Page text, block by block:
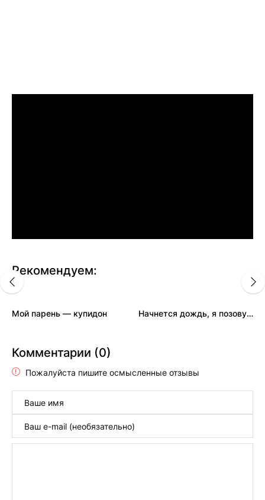
Рекомендуем:
Мой парень — купидон Начнется дождь, я позову тебя к себе
Комментарии (0)
Пожалуйста пишите осмысленные отзывы